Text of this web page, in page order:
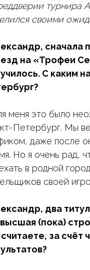
турнира
своими
сначала
на «Трофеи
С каким
меня это было
Петербург. Мы
даже после
Но я очень рад,
в родной
своей
два
(пока)
считаете, за счёт